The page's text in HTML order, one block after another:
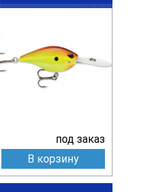
под заказ
В корзину